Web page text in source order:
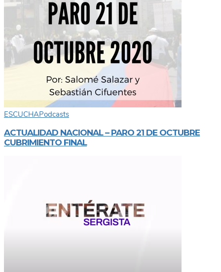
ESCUCHAPodcasts
ACTUALIDAD NACIONAL – PARO 21 DE OCTUBRE
CUBRIMIENTO FINAL